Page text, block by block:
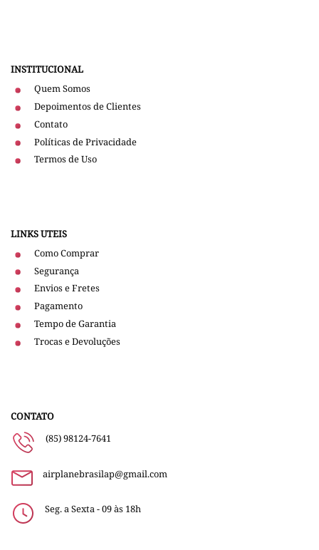
INSTITUCIONAL
Quem Somos
Depoimentos de Clientes
Contato
Políticas de Privacidade
Termos de Uso
LINKS UTEIS
Como Comprar
Segurança
Envios e Fretes
Pagamento
Tempo de Garantia
Trocas e Devoluções
CONTATO
(85) 98124-7641
airplanebrasilap@gmail.com
Seg. a Sexta - 09 às 18h